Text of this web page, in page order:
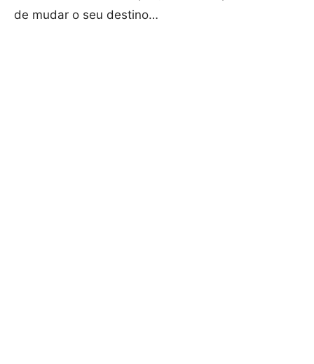
de mudar o seu destino…